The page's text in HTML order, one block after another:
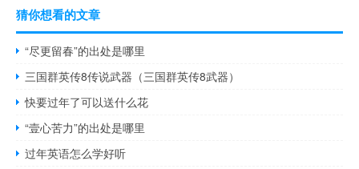
猜你想看的文章
“尽更留春”的出处是哪里
三国群英传8传说武器（三国群英传8武器）
快要过年了可以送什么花
“壹心苦力”的出处是哪里
过年英语怎么学好听